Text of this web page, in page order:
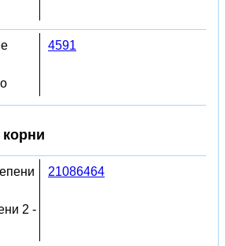
4591
2 -
21086464